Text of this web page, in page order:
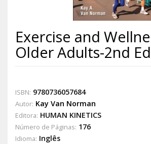
Exercise and
Older Adults-2nd
ISBN: 9780736057684
Autor: Kay Van Norman
Editora: HUMAN KINETICS
Número de Páginas: 176
Idioma: Inglês